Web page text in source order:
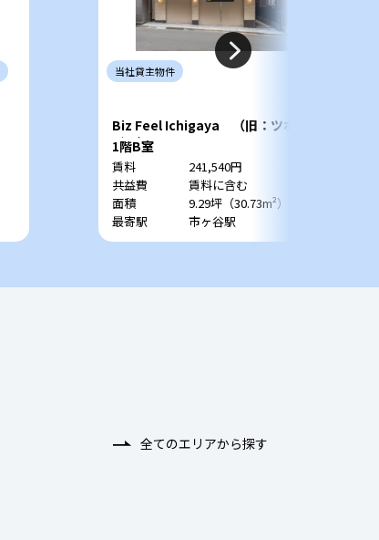
当社貸主物件
Biz Feel Ichigaya （旧：ツボヤ
ビル）
1階B室
賃料
241,540円
共益費
賃料に含む
面積
9.29坪（30.73m²）
最寄駅
市ヶ谷駅
全てのエリアから探す